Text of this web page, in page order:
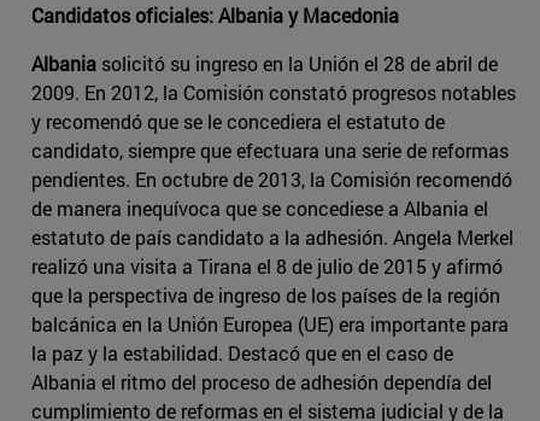
Candidatos oficiales: Albania y Macedonia
Albania solicitó su ingreso en la Unión el 28 de abril de
2009. En 2012, la Comisión constató progresos notables
y recomendó que se le concediera el estatuto de
candidato, siempre que efectuara una serie de reformas
pendientes. En octubre de 2013, la Comisión recomendó
de manera inequívoca que se concediese a Albania el
estatuto de país candidato a la adhesión. Angela Merkel
realizó una visita a Tirana el 8 de julio de 2015 y afirmó
que la perspectiva de ingreso de los países de la región
balcánica en la Unión Europea (UE) era importante para
la paz y la estabilidad. Destacó que en el caso de
Albania el ritmo del proceso de adhesión dependía del
cumplimiento de reformas en el sistema judicial y de la